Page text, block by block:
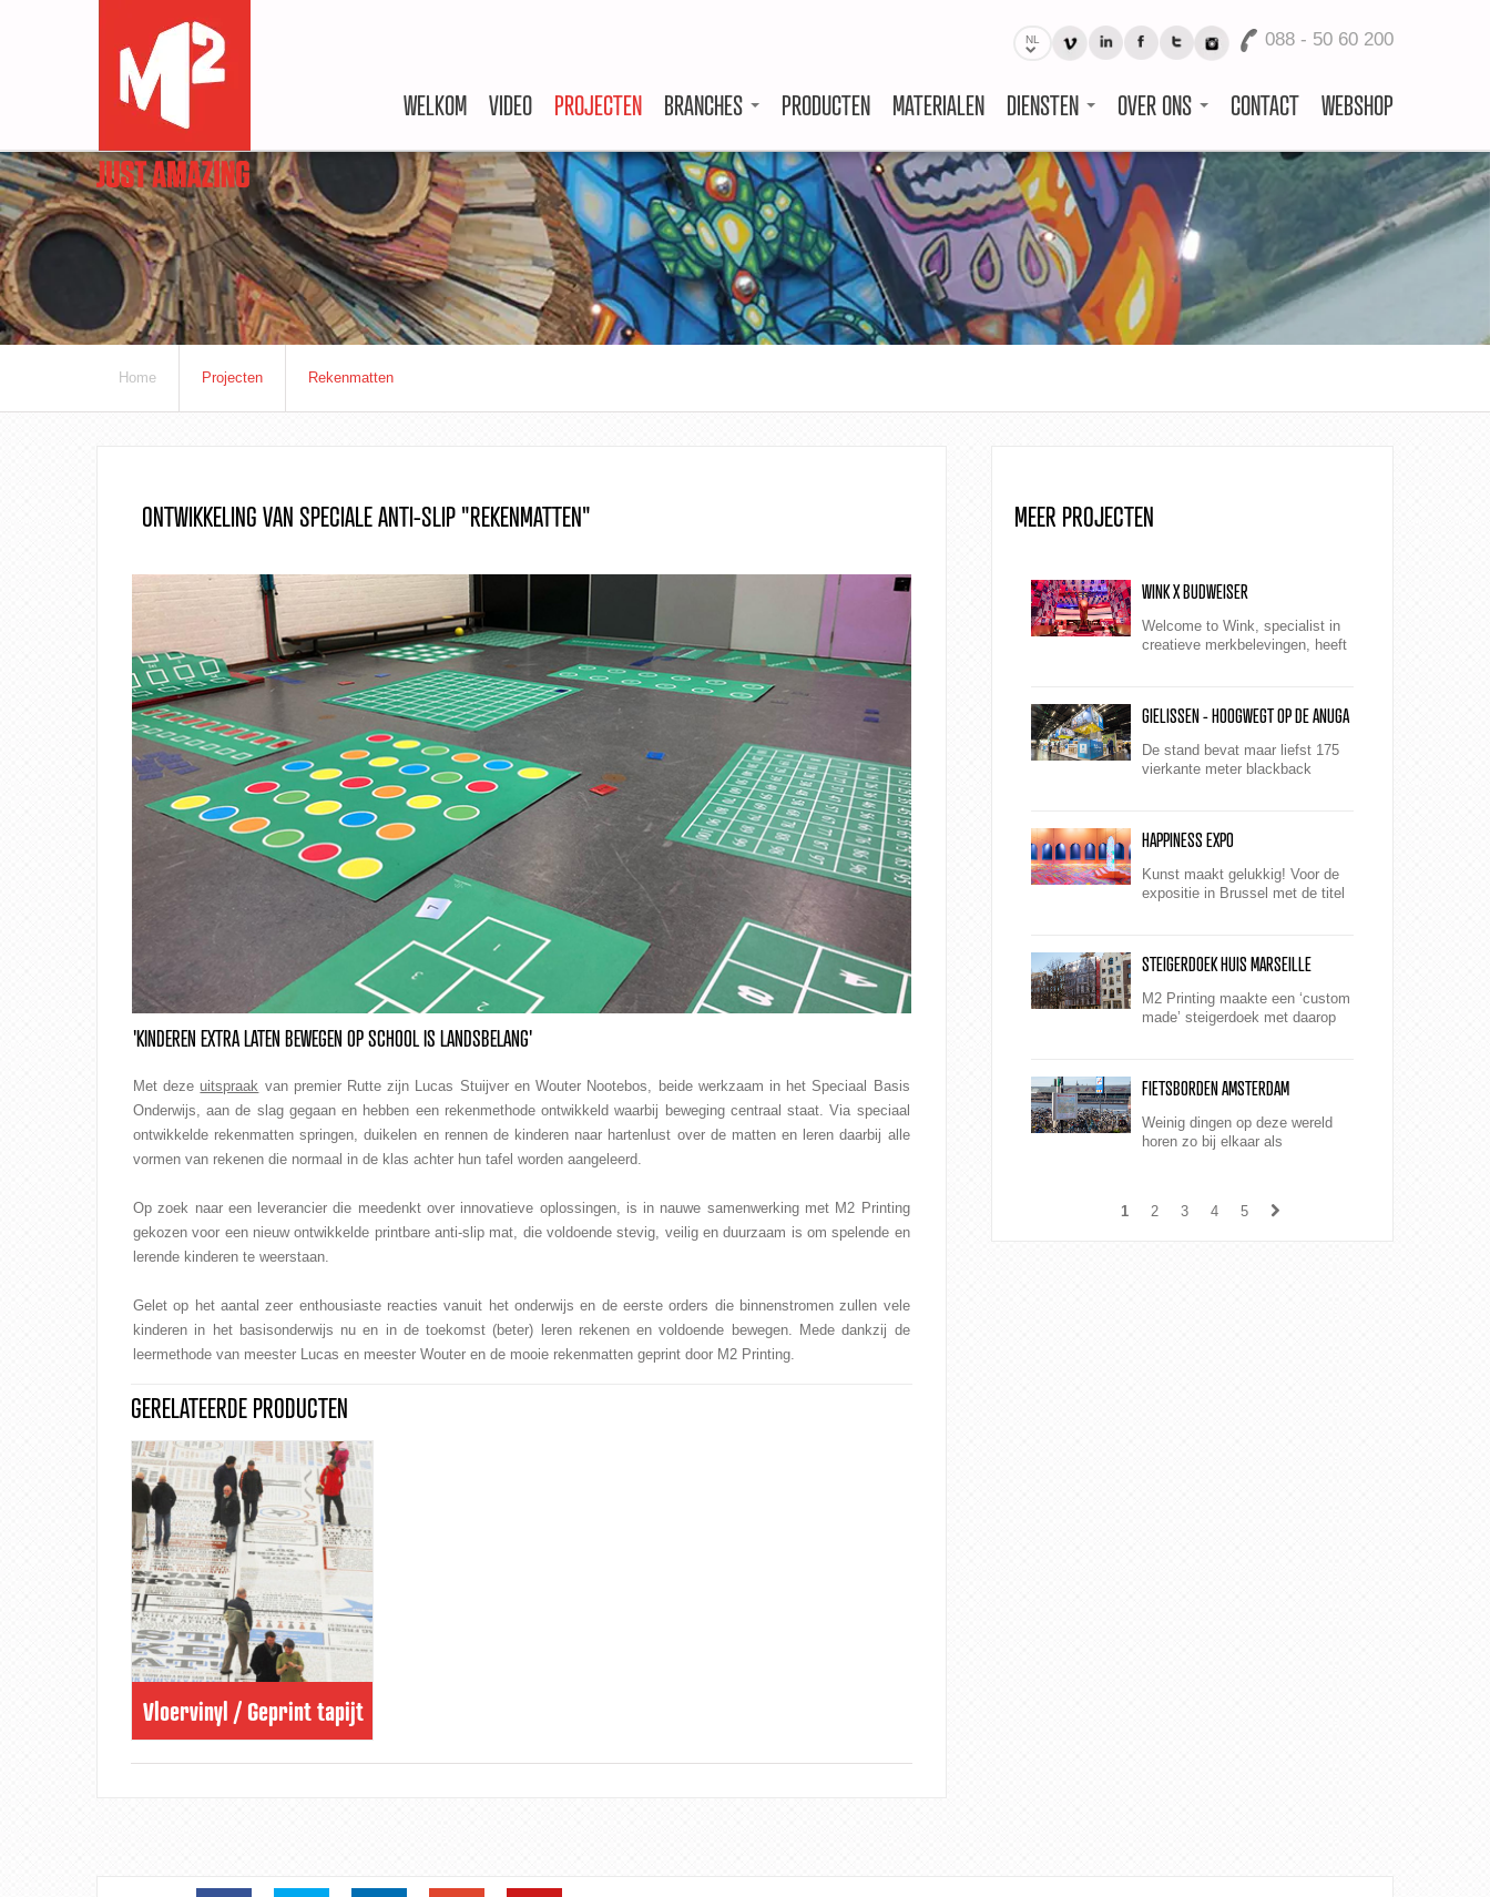
NL 088 - 50 60 200
WELKOM VIDEO PROJECTEN BRANCHES PRODUCTEN MATERIALEN DIENSTEN OVER ONS CONTACT WEBSHOP
Home Projecten Rekenmatten
ONTWIKKELING VAN SPECIALE ANTI-SLIP "REKENMATTEN"
'KINDEREN EXTRA LATEN BEWEGEN OP SCHOOL IS LANDSBELANG'
Met deze uitspraak van premier Rutte zijn Lucas Stuijver en Wouter Nootebos, beide werkzaam in het Speciaal Basis
Onderwijs, aan de slag gegaan en hebben een rekenmethode ontwikkeld waarbij beweging centraal staat. Via speciaal
ontwikkelde rekenmatten springen, duikelen en rennen de kinderen naar hartenlust over de matten en leren daarbij alle
vormen van rekenen die normaal in de klas achter hun tafel worden aangeleerd.
Op zoek naar een leverancier die meedenkt over innovatieve oplossingen, is in nauwe samenwerking met M2 Printing
gekozen voor een nieuw ontwikkelde printbare anti-slip mat, die voldoende stevig, veilig en duurzaam is om spelende en
lerende kinderen te weerstaan.
Gelet op het aantal zeer enthousiaste reacties vanuit het onderwijs en de eerste orders die binnenstromen zullen vele
kinderen in het basisonderwijs nu en in de toekomst (beter) leren rekenen en voldoende bewegen. Mede dankzij de
leermethode van meester Lucas en meester Wouter en de mooie rekenmatten geprint door M2 Printing.
GERELATEERDE PRODUCTEN
Vloervinyl / Geprint tapijt
MEER PROJECTEN
WINK X BUDWEISER
Welcome to Wink, specialist in
creatieve merkbelevingen, heeft
hattrick v...
GIELISSEN - HOOGWEGT OP DE ANUGA
De stand bevat maar liefst 175
vierkante meter blackback
de bi...
HAPPINESS EXPO
Kunst maakt gelukkig! Voor de
expositie in Brussel met de titel
STEIGERDOEK HUIS MARSEILLE
M2 Printing maakte een ‘custom
made’ steigerdoek met daarop
FIETSBORDEN AMSTERDAM
Weinig dingen op deze wereld
horen zo bij elkaar als
1 2 3 4 5